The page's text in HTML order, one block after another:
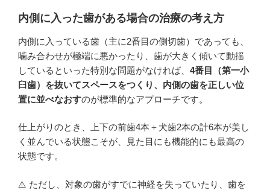
内側に入った歯がある場合の治療の考え方
内側に入っている歯（主に2番目の側切歯）であっても、
噛み合わせが極端に悪かったり、歯が大きく傾いて動揺
しているといった特別な問題がなければ、 4番目（第一小
臼歯）を抜いてスペースをつくり、内側の歯を正しい位
置に並べなおすのが標準的なアプローチです。
仕上がりのとき、上下の前歯4本＋犬歯2本の計6本が美し
く並んでいる状態こそが、見た目にも機能的にも最高の
状態です。
⚠️ ただし、対象の歯がすでに神経を失っていたり、歯を